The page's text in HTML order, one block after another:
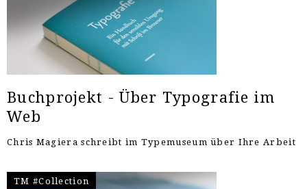
Buchprojekt - Über Typografie im
Web
Chris Magiera schreibt im Typemuseum über Ihre Arbeit
TM #Collection